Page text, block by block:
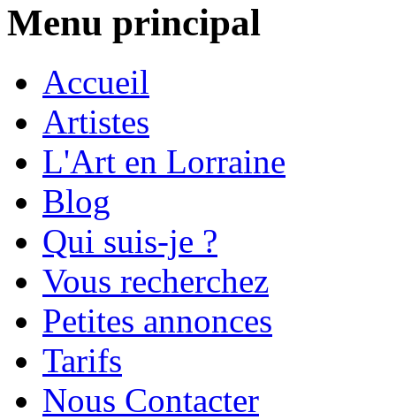
Menu principal
Accueil
Artistes
L'Art en Lorraine
Blog
Qui suis-je ?
Vous recherchez
Petites annonces
Tarifs
Nous Contacter